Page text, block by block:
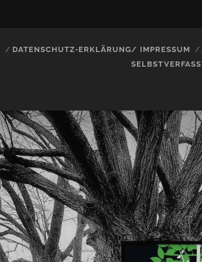
DATENSCHUTZ-ERKLÄRUNG/ IMPRESSUM